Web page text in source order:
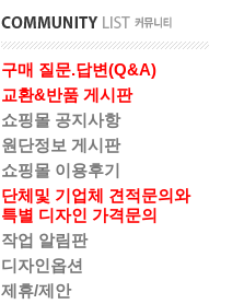
구매 질문.답변(Q&A)
교환&반품 게시판
쇼핑몰 공지사항
원단정보 게시판
쇼핑몰 이용후기
단체및 기업체 견적문의와
특별 디자인 가격문의
작업 알림판
디자인옵션
제휴/제안